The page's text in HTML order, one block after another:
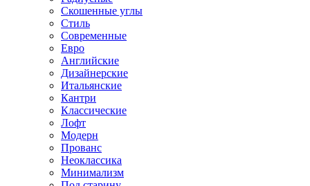
Скошенные углы
Стиль
Современные
Евро
Английские
Дизайнерские
Итальянские
Кантри
Классические
Лофт
Модерн
Прованс
Неоклассика
Минимализм